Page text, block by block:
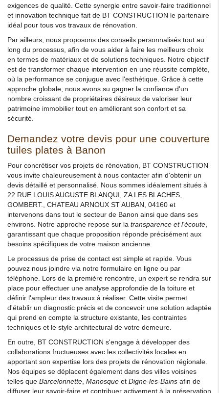
exigences de qualité. Cette synergie entre savoir-faire traditionnel
et innovation technique fait de BT CONSTRUCTION le partenaire
idéal pour tous vos travaux de rénovation.
Par ailleurs, nous proposons des conseils personnalisés tout au
long du processus, afin de vous aider à faire les meilleurs choix
en termes de matériaux et de solutions techniques. Notre objectif
est de transformer chaque intervention en une réussite complète,
où la performance se conjugue avec l'esthétique. Grâce à cette
approche globale, nous avons su gagner la confiance d'un
nombre croissant de propriétaires désireux de valoriser leur
patrimoine immobilier tout en améliorant son confort et sa
sécurité.
Demandez votre devis pour une couverture
tuiles plates à Banon
Pour concrétiser vos projets de rénovation, BT CONSTRUCTION
vous invite chaleureusement à nous contacter afin d'obtenir un
devis détaillé et personnalisé. Nous sommes idéalement situés à
22 RUE LOUIS AUGUSTE BLANQUI, ZA LES BLACHES,
GOMBERT., CHATEAU ARNOUX ST AUBAN, 04160 et
intervenons dans tout le secteur de Banon ainsi que dans ses
environs. Notre approche repose sur la transparence et l'écoute
garantissant que chaque proposition réponde précisément aux
besoins spécifiques de votre maison ancienne.
Le processus de prise de contact est simple et rapide. Vous
pouvez nous joindre via notre formulaire en ligne ou par
téléphone. Lors de la première rencontre, un expert se rendra sur
place pour effectuer une analyse approfondie de la toiture et
définir l'ampleur des travaux à réaliser. Cette visite permet
d'établir un diagnostic précis et de concevoir une solution adaptée
qui prend en compte la structure existante, les contraintes
techniques et le style architectural de votre demeure.
En outre, BT CONSTRUCTION s'engage à développer des
collaborations fructueuses avec les collectivités locales en
apportant son expertise lors des projets de rénovation régionale.
Nos équipes se déplacent également dans des villes voisines
telles que Barcelonnette Manosque et Digne-les-Bains afin de
diffuser leur savoir-faire et contribuer activement à la préservation